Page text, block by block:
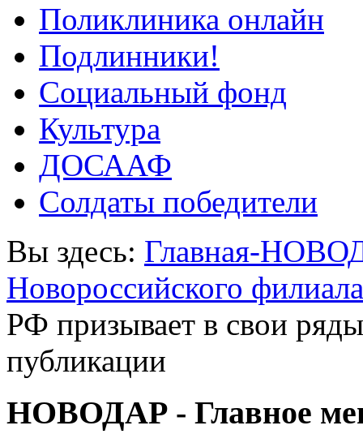
Поликлиника онлайн
Подлинники!
Социальный фонд
Культура
ДОСААФ
Солдаты победители
Вы здесь: Главная-
Новороссийского
РФ призывает в свои
публикации
НОВОДАР - Главное